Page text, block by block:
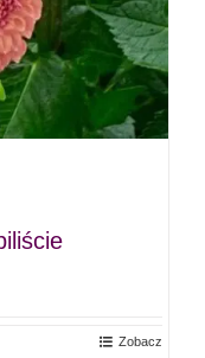
Zobacz